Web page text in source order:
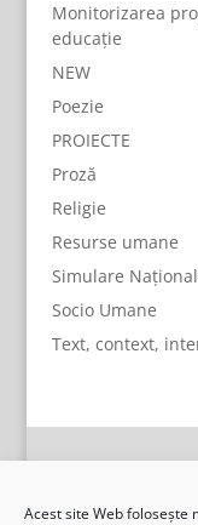
Acest site Web folosește
Monitorizarea
educație
NEW
Poezie
PROIECTE
Proză
Religie
Resurse umane
Simulare
Socio Umane
Text, context,